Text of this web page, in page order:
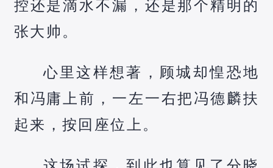
控还是滴水不漏，还是那个精明的
张大帅。
心里这样想著，顾城却惶恐地
和冯庸上前，一左一右把冯德麟扶
起来，按回座位上。